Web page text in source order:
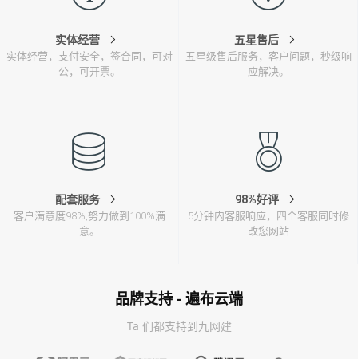
实体经营
实体经营，支付安全，签合同，可对
公，可开票。
五星售后
五星级售后服务，客户问题，秒级响
应解决。
配套服务
客户满意度98%,努力做到100%满
意。
98%好评
5分钟内客服响应，四个客服同时修
改您网站
品牌支持 - 遍布云端
Ta 们都支持到九网建